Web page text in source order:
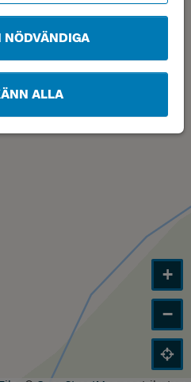
NÖDVÄNDIGA
ALLA
+
−